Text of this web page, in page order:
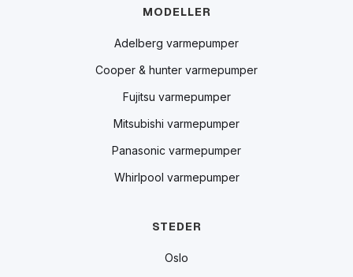
MODELLER
Adelberg varmepumper
Cooper & hunter varmepumper
Fujitsu varmepumper
Mitsubishi varmepumper
Panasonic varmepumper
Whirlpool varmepumper
STEDER
Oslo